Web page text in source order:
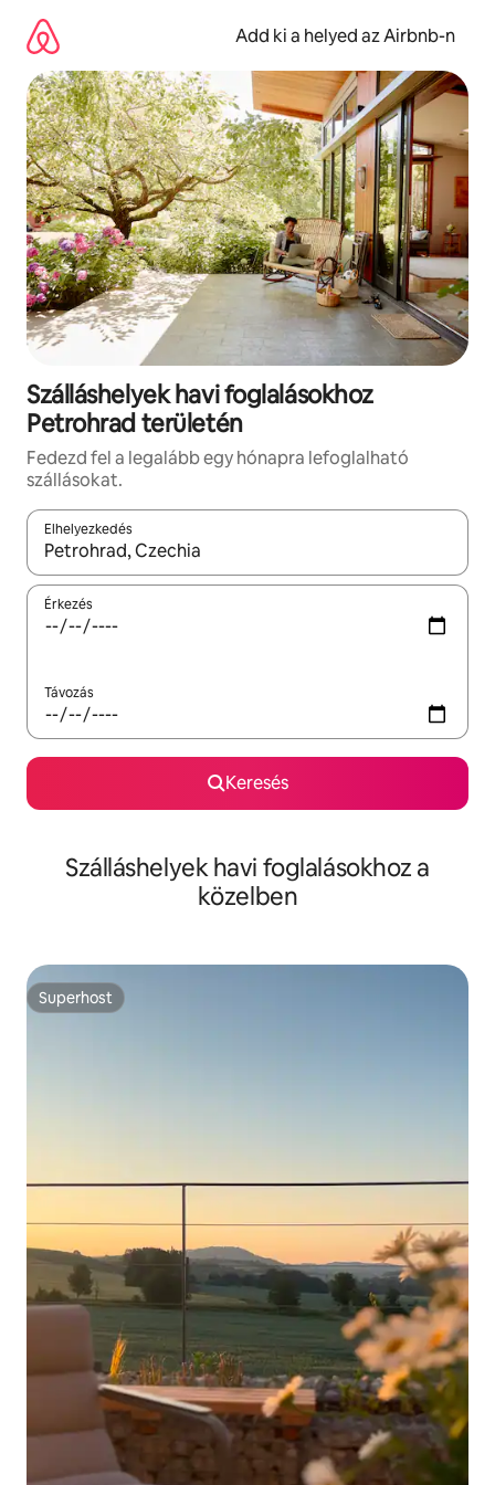
tartalomra
Add ki a helyed az Airbnb-n
Szálláshelyek havi foglalásokhoz
Petrohrad területén
Fedezd fel a legalább egy hónapra lefoglalható
szállásokat.
Elhelyezkedés
Az eredmények között a felfelé és a lefelé nyíllal
Érkezés
Távozás
Keresés
Szálláshelyek havi foglalásokhoz a
közelben
Superhost
Superhost